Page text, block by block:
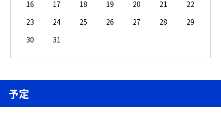
16
17 18 19 20 21
22
23
24 25 26 27 28
29
30
31
予定